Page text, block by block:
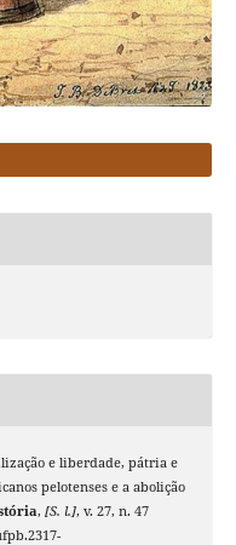
e liberdade, pátria e
pelotenses e a abolição
, [S. l.], v. 27, n. 47